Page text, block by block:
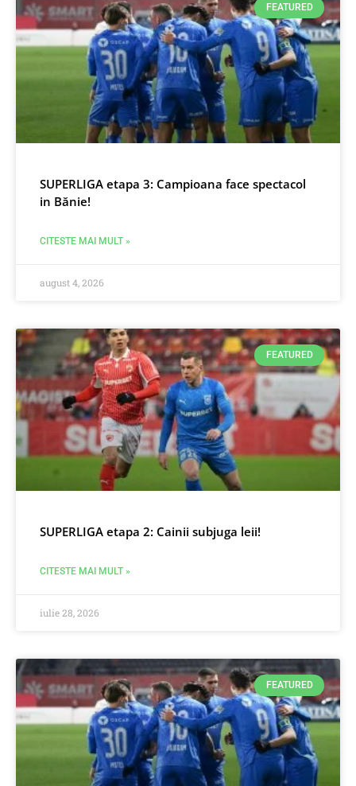
FEATURED
SUPERLIGA etapa 3: Campioana face spectacol
in Bănie!
CITESTE MAI MULT »
august 4, 2026
FEATURED
SUPERLIGA etapa 2: Cainii subjuga leii!
CITESTE MAI MULT »
iulie 28, 2026
FEATURED